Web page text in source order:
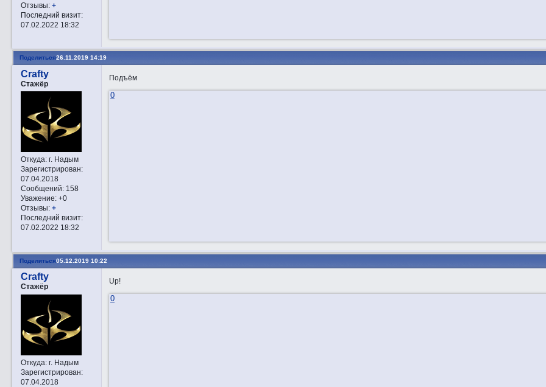
Отзывы: +
Последний визит:
07.02.2022 18:32
Поделиться26.11.2019 14:19
Crafty
Стажёр
Откуда:г. Надым
Зарегистрирован:
07.04.2018
Сообщений:158
Уважение: +0
Отзывы: +
Последний визит:
07.02.2022 18:32
Подъём
0
Поделиться05.12.2019 10:22
Crafty
Стажёр
Откуда:г. Надым
Зарегистрирован:
07.04.2018
Up!
0